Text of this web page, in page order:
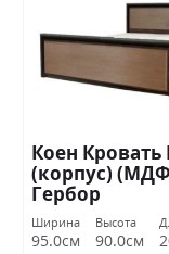
Коен Кровать
(корпус)
Гербор
Ширина
95.0см
Высота
90.0см